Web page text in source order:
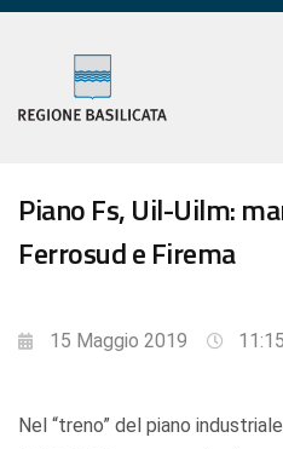
Piano Fs, Uil-Uilm:
Ferrosud e Firema
15 Maggio 2019 11:15
Nel “treno” del piano